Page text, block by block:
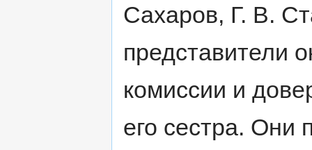
Сахаров, Г. В.
представители
комиссии и
его сестра. Они